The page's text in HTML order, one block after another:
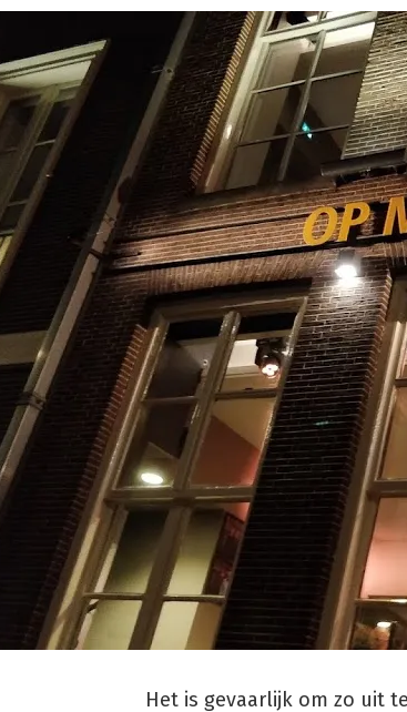
Het is gevaarlijk om zo uit